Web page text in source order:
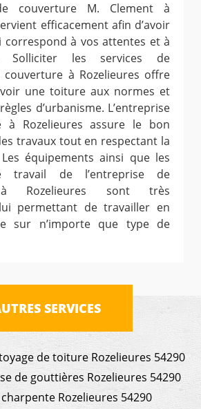
couverture M. Clement à
efficacement afin d’avoir
à vos attentes et à
Solliciter les services de
couverture à Rozelieures offre
une toiture aux normes et
d’urbanisme. L’entreprise
à Rozelieures assure le bon
travaux tout en respectant la
équipements ainsi que les
travail de l’entreprise de
Rozelieures sont très
permettant de travailler en
sur n’importe que type de
SERVICES
de toiture Rozelieures 54290
de gouttières Rozelieures 54290
Rozelieures 54290